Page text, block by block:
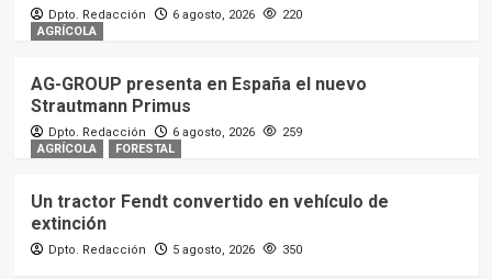
Dpto. Redacción 6 agosto, 2026
220
AGRÍCOLA
AG-GROUP presenta en España el nuevo
Strautmann Primus
Dpto. Redacción 6 agosto, 2026
259
AGRÍCOLA
FORESTAL
Un tractor Fendt convertido en vehículo de
extinción
Dpto. Redacción 5 agosto, 2026 350